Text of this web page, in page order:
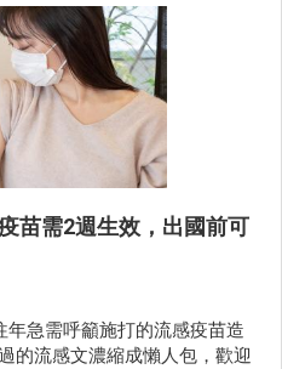
苗需2週生效，出國前可
年急需呼籲施打的流感疫苗造
的流感文濃縮成懶人包，歡迎